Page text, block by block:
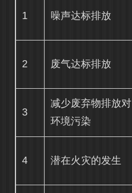
1 噪声达标排放
2 废气达标排放
3
减少废弃物排放对
环境污染
4 潜在火灾的发生